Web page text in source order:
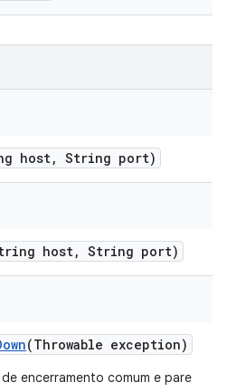
host, String port)
host, String port)
(Throwable exception)
encerramento comum e pare